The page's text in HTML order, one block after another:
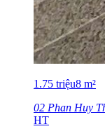
1.75 triệu8 m²
02 Phan Huy
HT